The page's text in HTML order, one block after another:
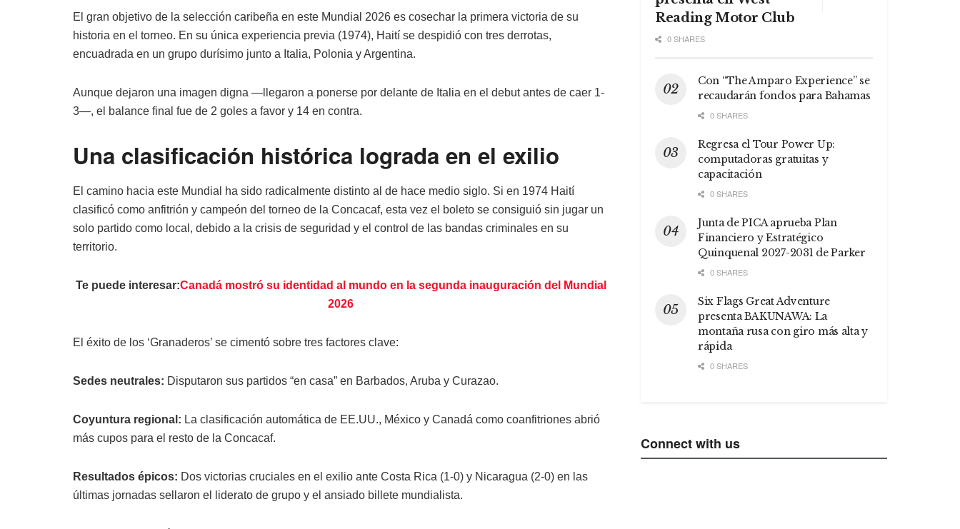
El gran objetivo de la selección caribeña en este Mundial 2026 es cosechar la primera victoria de su
historia en el torneo. En su única experiencia previa (1974), Haití se despidió con tres derrotas,
encuadrada en un grupo durísimo junto a Italia, Polonia y Argentina.
Aunque dejaron una imagen digna —llegaron a ponerse por delante de Italia en el debut antes de caer 1-
3—, el balance final fue de 2 goles a favor y 14 en contra.
Una clasificación histórica lograda en el exilio
El camino hacia este Mundial ha sido radicalmente distinto al de hace medio siglo. Si en 1974 Haití
clasificó como anfitrión y campeón del torneo de la Concacaf, esta vez el boleto se consiguió sin jugar un
solo partido como local, debido a la crisis de seguridad y el control de las bandas criminales en su
territorio.
Te puede interesar:Canadá mostró su identidad al mundo en la segunda inauguración del Mundial
2026
El éxito de los ‘Granaderos’ se cimentó sobre tres factores clave:
Sedes neutrales: Disputaron sus partidos “en casa” en Barbados, Aruba y Curazao.
Coyuntura regional: La clasificación automática de EE.UU., México y Canadá como coanfitriones abrió
más cupos para el resto de la Concacaf.
Resultados épicos: Dos victorias cruciales en el exilio ante Costa Rica (1-0) y Nicaragua (2-0) en las
últimas jornadas sellaron el liderato de grupo y el ansiado billete mundialista.
Reading Motor Club
0 SHARES
Con “The Amparo Experience” se
recaudarán fondos para Bahamas
0 SHARES
Regresa el Tour Power Up:
computadoras gratuitas y
capacitación
0 SHARES
Junta de PICA aprueba Plan
Financiero y Estratégico
Quinquenal 2027-2031 de Parker
0 SHARES
Six Flags Great Adventure
presenta BAKUNAWA: La
montaña rusa con giro más alta y
rápida
0 SHARES
Connect with us